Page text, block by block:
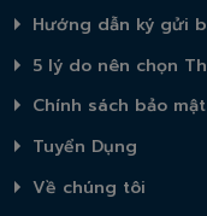
Hướng dẫn ký gửi
5 lý do nên chọn
Chính sách bảo mật
Tuyển Dụng
Về chúng tôi